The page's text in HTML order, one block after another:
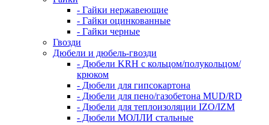
- Гайки нержавеющие
- Гайки оцинкованные
- Гайки черные
Гвозди
Дюбели и дюбель-гвозди
- Дюбели KRH с кольцом/полукольцом/
крюком
- Дюбели для гипсокартона
- Дюбели для пено/газобетона MUD/RD
- Дюбели для теплоизоляции IZO/IZM
- Дюбели МОЛЛИ стальные